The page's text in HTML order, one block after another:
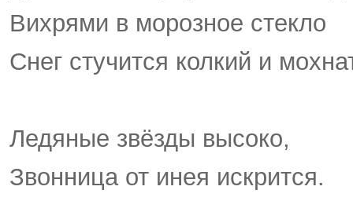
Вихрями в морозное стекло
Снег стучится колкий и
Ледяные звёзды высоко,
Звонница от инея искрится.